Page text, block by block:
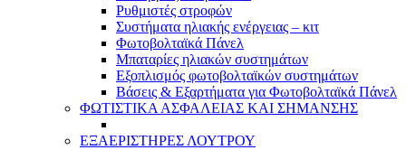
Ρυθμιστές στροφών
Συστήματα ηλιακής ενέργειας – κιτ
Φωτοβολταϊκά Πάνελ
Μπαταρίες ηλιακών συστημάτων
Εξοπλισμός φωτοβολταϊκών συστημάτων
Βάσεις & Εξαρτήματα για Φωτοβολταϊκά Πάνελ
ΦΩΤΙΣΤΙΚΑ ΑΣΦΑΛΕΙΑΣ ΚΑΙ ΣΗΜΑΝΣΗΣ
ΕΞΑΕΡΙΣΤΗΡΕΣ ΛΟΥΤΡΟΥ